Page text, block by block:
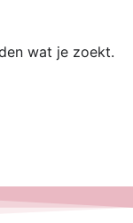
wat je zoekt.